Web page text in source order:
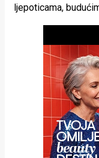
Ideje
Aktuelnosti
ljepoticama,